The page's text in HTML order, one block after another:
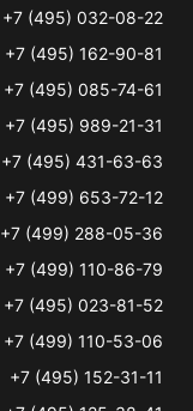
+7 (495) 032-08-22
+7 (495) 162-90-81
+7 (495) 085-74-61
+7 (495) 989-21-31
+7 (495) 431-63-63
+7 (499) 653-72-12
+7 (499) 288-05-36
+7 (499) 110-86-79
+7 (495) 023-81-52
+7 (499) 110-53-06
+7 (495) 152-31-11